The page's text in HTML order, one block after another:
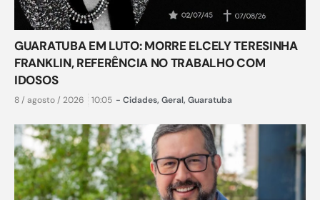
GUARATUBA EM LUTO: MORRE ELCELY TERESINHA
FRANKLIN, REFERÊNCIA NO TRABALHO COM
IDOSOS
8 / agosto / 2026 10:05 - Cidades, Geral, Guaratuba